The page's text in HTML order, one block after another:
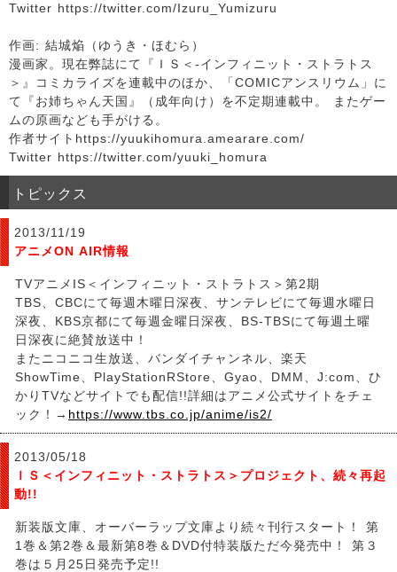
Twitter https://twitter.com/Izuru_Yumizuru
作画: 結城焔（ゆうき・ほむら）
漫画家。現在弊誌にて『ＩＳ＜-インフィニット・ストラトス
＞』コミカライズを連載中のほか、「COMICアンスリウム」に
て『お姉ちゃん天国』（成年向け）を不定期連載中。 またゲー
ムの原画なども手がける。
作者サイトhttps://yuukihomura.amearare.com/
Twitter https://twitter.com/yuuki_homura
トピックス
2013/11/19
アニメON AIR情報
TVアニメIS＜インフィニット・ストラトス＞第2期
TBS、CBCにて毎週木曜日深夜、サンテレビにて毎週水曜日
深夜、KBS京都にて毎週金曜日深夜、BS-TBSにて毎週土曜
日深夜に絶賛放送中！
またニコニコ生放送、バンダイチャンネル、楽天
ShowTime、PlayStationRStore、Gyao、DMM、J:com、ひ
かりTVなどサイトでも配信!!詳細はアニメ公式サイトをチェ
ック！→ https://www.tbs.co.jp/anime/is2/
2013/05/18
ＩＳ＜インフィニット・ストラトス＞プロジェクト、続々再起
動!!
新装版文庫、オーバーラップ文庫より続々刊行スタート！ 第
1巻＆第2巻＆最新第8巻＆DVD付特装版ただ今発売中！ 第３
巻は５月25日発売予定!!